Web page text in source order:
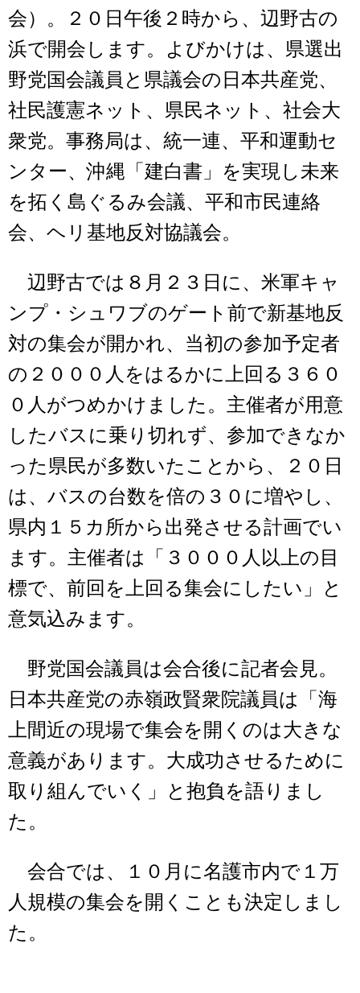
会）。２０日午後２時から、辺野古の
浜で開会します。よびかけは、県選出
野党国会議員と県議会の日本共産党、
社民護憲ネット、県民ネット、社会大
衆党。事務局は、統一連、平和運動セ
ンター、沖縄「建白書」を実現し未来
を拓く島ぐるみ会議、平和市民連絡
会、ヘリ基地反対協議会。
辺野古では８月２３日に、米軍キャ
ンプ・シュワブのゲート前で新基地反
対の集会が開かれ、当初の参加予定者
の２０００人をはるかに上回る３６０
０人がつめかけました。主催者が用意
したバスに乗り切れず、参加できなか
った県民が多数いたことから、２０日
は、バスの台数を倍の３０に増やし、
県内１５カ所から出発させる計画でい
ます。主催者は「３０００人以上の目
標で、前回を上回る集会にしたい」と
意気込みます。
野党国会議員は会合後に記者会見。
日本共産党の赤嶺政賢衆院議員は「海
上間近の現場で集会を開くのは大きな
意義があります。大成功させるために
取り組んでいく」と抱負を語りまし
た。
会合では、１０月に名護市内で１万
人規模の集会を開くことも決定しまし
た。